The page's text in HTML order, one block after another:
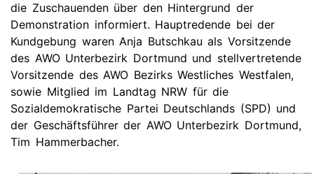
die Zuschauenden über den Hintergrund der
Demonstration informiert. Hauptredende bei der
Kundgebung waren Anja Butschkau als Vorsitzende
des AWO Unterbezirk Dortmund und stellvertretende
Vorsitzende des AWO Bezirks Westliches Westfalen,
sowie Mitglied im Landtag NRW für die
Sozialdemokratische Partei Deutschlands (SPD) und
der Geschäftsführer der AWO Unterbezirk Dortmund,
Tim Hammerbacher.